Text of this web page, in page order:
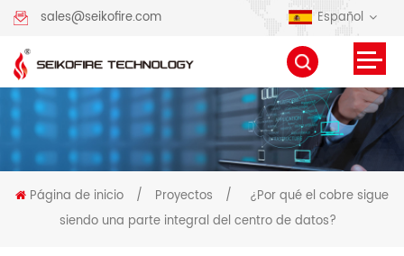
sales@seikofire.com Español
Página de inicio / Proyectos /
¿Por qué el cobre sigue
siendo una parte integral del centro de datos?